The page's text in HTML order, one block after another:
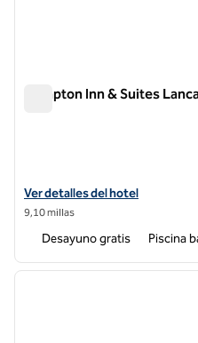
Hampton Inn & Suites
Ver detalles del hotel Hampton
Ver detalles del hotel
9,10 millas
Desayuno gratis Piscina
1 de 12